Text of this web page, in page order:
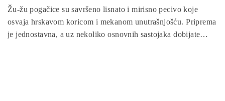
Žu-žu pogačice su savršeno lisnato i mirisno pecivo koje
osvaja hrskavom koricom i mekanom unutrašnjošću. Priprema
je jednostavna, a uz nekoliko osnovnih sastojaka dobijate